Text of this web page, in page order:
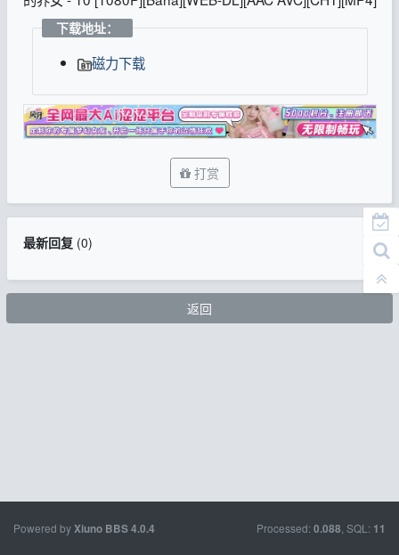
下载地址：
磁力下载
打赏
最新回复(0)
返回
Powered byXiuno BBS4.0.4 Processed: 0.088 , SQL: 11